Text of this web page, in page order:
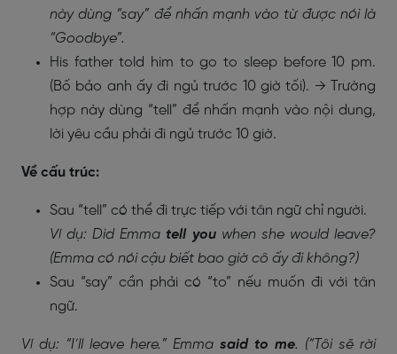
này dùng “say” để nhấn mạnh vào từ được nói là
“Goodbye”.
His father told him to go to sleep before 10 pm.
(Bố bảo anh ấy đi ngủ trước 10 giờ tối). → Trường
hợp này dùng “tell” để nhấn mạnh vào nội dung,
lời yêu cầu phải đi ngủ trước 10 giờ.
Về cấu trúc:
Sau “tell” có thể đi trực tiếp với tân ngữ chỉ người.
Ví dụ: Did Emmatell youwhen she would leave?
(Emma có nói cậu biết bao giờ cô ấy đi không?)
Sau “say” cần phải có “to” nếu muốn đi với tân
ngữ.
Ví dụ: “I’ll leave here.” Emma said to me. (“Tôi sẽ rời